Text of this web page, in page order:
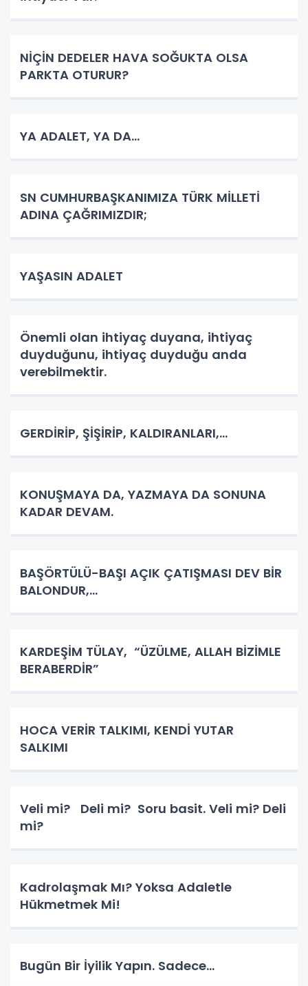
NİÇİN DEDELER HAVA SOĞUKTA OLSA
PARKTA OTURUR?
YA ADALET, YA DA...
SN CUMHURBAŞKANIMIZA TÜRK MİLLETİ
ADINA ÇAĞRIMIZDIR;
YAŞASIN ADALET
Önemli olan ihtiyaç duyana, ihtiyaç
duyduğunu, ihtiyaç duyduğu anda
verebilmektir.
GERDİRİP, ŞİŞİRİP, KALDIRANLARI,...
KONUŞMAYA DA, YAZMAYA DA SONUNA
KADAR DEVAM.
BAŞÖRTÜLÜ-BAŞI AÇIK ÇATIŞMASI DEV BİR
BALONDUR,...
KARDEŞİM TÜLAY, “ÜZÜLME, ALLAH BİZİMLE
BERABERDİR”
HOCA VERİR TALKIMI, KENDİ YUTAR
SALKIMI
Veli mi? Deli mi? Soru basit. Veli mi? Deli
mi?
Kadrolaşmak Mı? Yoksa Adaletle
Hükmetmek Mi!
Bugün Bir İyilik Yapın. Sadece...